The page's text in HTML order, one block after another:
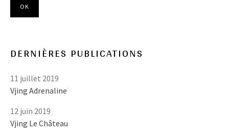
DERNIÈRES PUBLICATIONS
Vjing Adrenaline
11 juillet 2019
Vjing Le Château
12 juin 2019